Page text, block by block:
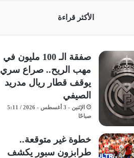
الأكثر قراءة
صفقة الـ 100 مليون في
مهب الريح.. صراع سري
يوقف قطار ريال مدريد
الصيفي
الإثنين - 3 أغسطس - 2026 / 5:11
صباحًا
خطوة غير متوقعة..
طرابزون سبور يكشف